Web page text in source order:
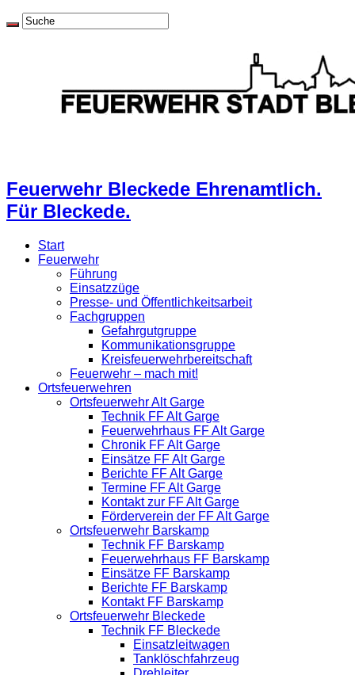
Feuerwehr Bleckede Ehrenamtlich.
Für Bleckede.
Start
Feuerwehr
Führung
Einsatzzüge
Presse- und Öffentlichkeitsarbeit
Fachgruppen
Gefahrgutgruppe
Kommunikationsgruppe
Kreisfeuerwehrbereitschaft
Feuerwehr – mach mit!
Ortsfeuerwehren
Ortsfeuerwehr Alt Garge
Technik FF Alt Garge
Feuerwehrhaus FF Alt Garge
Chronik FF Alt Garge
Einsätze FF Alt Garge
Berichte FF Alt Garge
Termine FF Alt Garge
Kontakt zur FF Alt Garge
Förderverein der FF Alt Garge
Ortsfeuerwehr Barskamp
Technik FF Barskamp
Feuerwehrhaus FF Barskamp
Einsätze FF Barskamp
Berichte FF Barskamp
Kontakt FF Barskamp
Ortsfeuerwehr Bleckede
Technik FF Bleckede
Einsatzleitwagen
Tanklöschfahrzeug